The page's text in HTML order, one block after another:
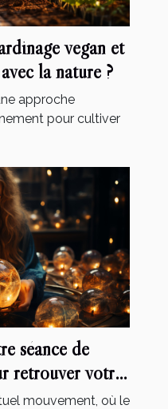
vegan et
la nature ?
approche
pour cultiver
séance de
retrouver votre
mouvement, où le